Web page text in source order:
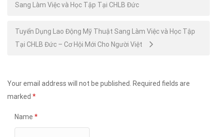
navigation
Sang Làm Việc và Học Tập Tại CHLB Đức
Tuyển Dụng Lao Động Mỹ Thuật Sang Làm Việc và Học Tập
Tại CHLB Đức – Cơ Hội Mới Cho Người Việt
Your email address will not be published.
Required fields are
marked *
Name *